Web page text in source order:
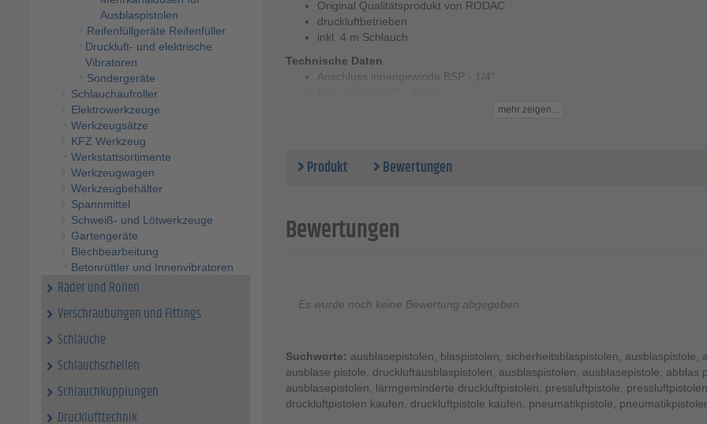
Ausblaspistolen
Reifenfüllgeräte Reifenfüller
Druckluft- und elektrische
Vibratoren
Sondergeräte
Schlauchaufroller
Elektrowerkzeuge
Werkzeugsätze
KFZ Werkzeug
Werkstattsortimente
Werkzeugwagen
Werkzeugbehälter
Spannmittel
Schweiß- und Lötwerkzeuge
Gartengeräte
Blechbearbeitung
Betonrüttler und Innenvibratoren
Räder und Rollen
Verschraubungen und Fittings
Schläuche
Schlauchschellen
Schlauchkupplungen
Drucklufttechnik
Original Qualitätsprodukt von RODAC
druckluftbetrieben
inkl. 4 m Schlauch
Technische Daten
Anschluss innengewinde BSP - 1/4"
mehr zeigen...
Produkt Bewertungen
Bewertungen
Es wurde noch keine Bewertung abgegeben
Suchworte: ausblasepistolen blaspistolen sicherheitsblaspistolen ausblaspistole
ausblase pistole
druckluftausblaspistolen ausblaspistolen ausblasepistole abblas
ausblasepistolen
lärmgeminderte druckluftpistolen pressluftpistole pressluftpistolen
druckluftpistolen kaufen
druckluftpistole kaufen pneumatikpistole